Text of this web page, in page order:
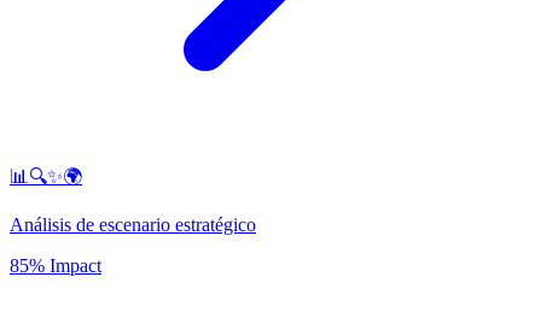
📊🔍✨🌍
Análisis de escenario estratégico
85% Impact